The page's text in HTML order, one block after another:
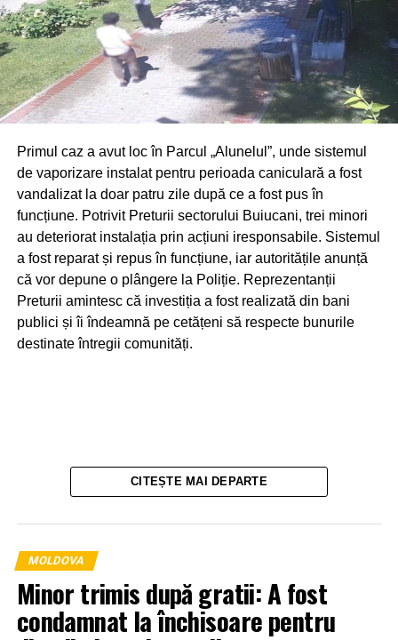
Primul caz a avut loc în Parcul „Alunelul”, unde sistemul
de vaporizare instalat pentru perioada caniculară a fost
vandalizat la doar patru zile după ce a fost pus în
funcțiune. Potrivit Preturii sectorului Buiucani, trei minori
au deteriorat instalația prin acțiuni iresponsabile. Sistemul
a fost reparat și repus în funcțiune, iar autoritățile anunță
că vor depune o plângere la Poliție. Reprezentanții
Preturii amintesc că investiția a fost realizată din bani
publici și îi îndeamnă pe cetățeni să respecte bunurile
destinate întregii comunități.
CITEȘTE MAI DEPARTE
MOLDOVA
Minor trimis după gratii: A fost
condamnat la închisoare pentru